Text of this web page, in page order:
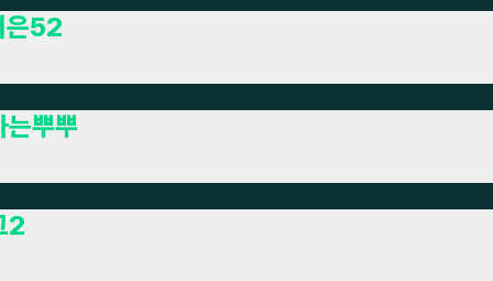
은52
는뿌뿌
2